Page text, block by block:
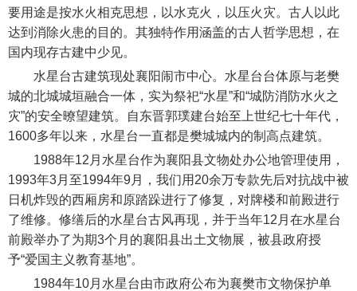
要用途是按水火相克思想，以水克火，以压火灾。古人以此
达到消除火患的目的。其独特作用涵盖的古人哲学思想，在
国内现存古建中少见。
水星台古建筑现处襄阳闹市中心。水星台台体原与老樊
城的北城城垣融合一体，实为祭祀“水星”和“城防消防水火之
灾”的安全暸望建筑。自东晋郭璞建台始至上世纪七十年代，
1600多年以来，水星台一直都是樊城城内的制高点建筑。
1988年12月水星台作为襄阳县文物处办公地管理使用，
1993年3月至1994年9月，我们用20余万专款先后对抗战中被
日机炸毁的西厢房和原踏跺进行了修复，对牌楼和前殿进行
了维修。修缮后的水星台古风再现，并于当年12月在水星台
前殿举办了为期3个月的襄阳县出土文物展，被县政府授
予“爱国主义教育基地”。
1984年10月水星台由市政府公布为襄樊市文物保护单